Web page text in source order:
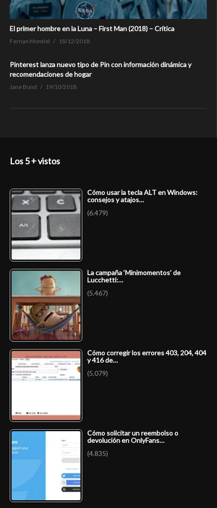
El primer hombre en la Luna – First Man (2018) – Crítica
Fernan Montiel 18/12/2018
Pinterest lanza nuevo tipo de Pin con información dinámica y
recomendaciones de hogar
Jane Bond 19/10/2018
Los 5 + vistos
Cómo usar la tecla ALT en Windows:
consejos y atajos…
(6.479)
La campaña ‘Minimomentos’ de
Lucchetti:…
(5.467)
Cómo corregir los errores 403, 204, 404
y 416 de…
(5.079)
Cómo solicitar un reembolso o
devolución en OnlyFans…
(4.835)